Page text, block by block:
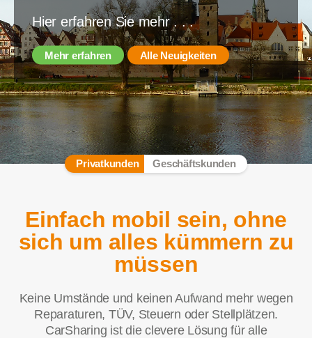
Hier erfahren Sie mehr . . .
Mehr erfahren Alle Neuigkeiten
Privatkunden Geschäftskunden
Einfach mobil sein, ohne
sich um alles kümmern zu
müssen
Keine Umstände und keinen Aufwand mehr wegen
Reparaturen, TÜV, Steuern oder Stellplätzen.
CarSharing ist die clevere Lösung für alle